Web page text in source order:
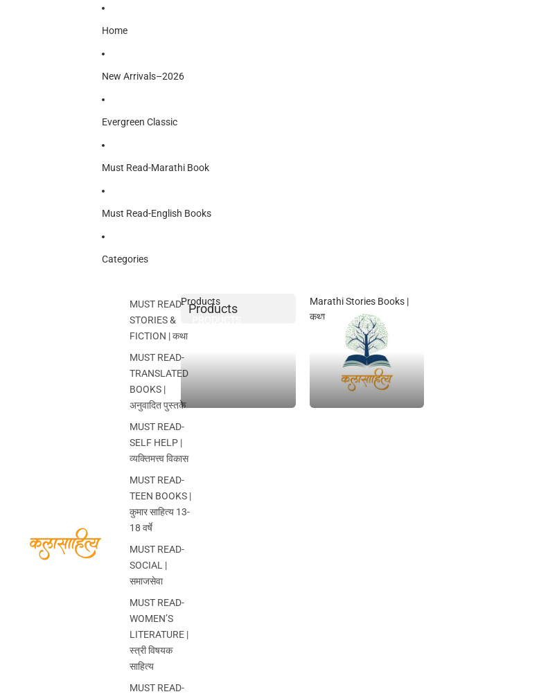
Home
New Arrivals–2026
Evergreen Classic
Must Read-Marathi Book
Must Read-English Books
Categories
MUST READ-
STORIES &
FICTION | कथा
MUST READ-
TRANSLATED
BOOKS |
अनुवादित पुस्तके
MUST READ-
SELF HELP |
व्यक्तिमत्त्व विकास
MUST READ-
TEEN BOOKS |
कुमार साहित्य 13-
18 वर्षे
MUST READ-
SOCIAL |
समाजसेवा
MUST READ-
WOMEN’S
LITERATURE |
स्त्री विषयक
साहित्य
MUST READ-
Products
Products
Marathi Stories Books |
कथाMARATHI STORIES
BOOKS | कथा